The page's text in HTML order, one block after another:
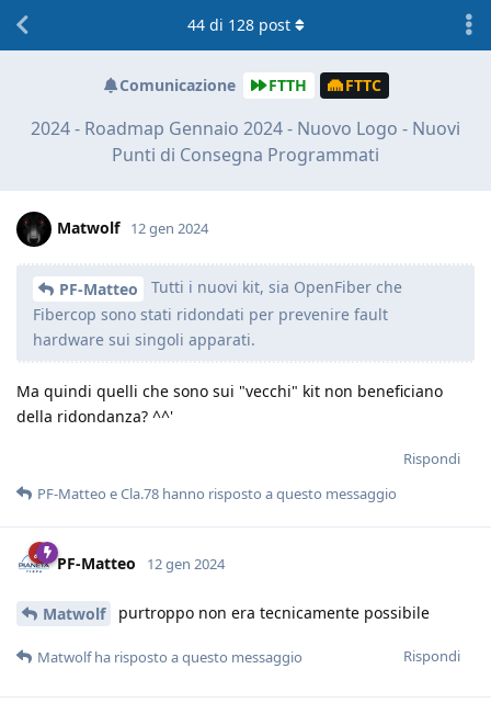
Comunicazione FTTH FTTC
2024 - Roadmap Gennaio 2024 - Nuovo Logo - Nuovi
Punti di Consegna Programmati
44di 128post
Matwolf 12 gen 2024
PF-Matteo
Tutti i nuovi kit, sia OpenFiber che
Fibercop sono stati ridondati per prevenire fault
hardware sui singoli apparati.
Ma quindi quelli che sono sui "vecchi" kit non beneficiano
della ridondanza? ^^'
Rispondi
PF-Matteo eCla.78 hanno risposto a questo messaggio
PF-Matteo 12 gen 2024
Matwolf purtroppo non era tecnicamente possibile
Rispondi
Matwolfha risposto a questo messaggio